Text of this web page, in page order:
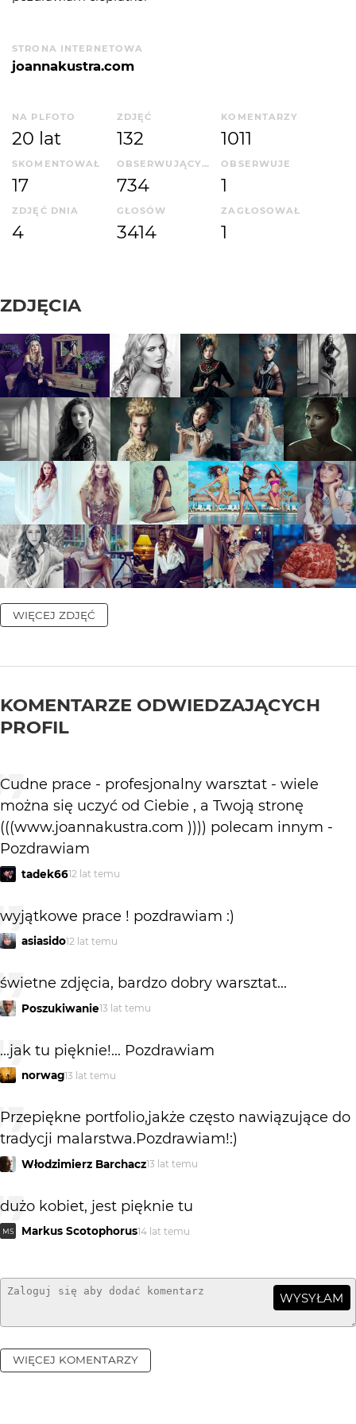
STRONA INTERNETOWA
joannakustra.com
NA PLFOTO
20 lat
ZDJĘĆ
132
KOMENTARZY
1011
SKOMENTOWAŁ
17
OBSERWUJĄCYCH
734
OBSERWUJE
1
ZDJĘĆ DNIA
4
GŁOSÓW
3414
ZAGŁOSOWAŁ
1
ZDJĘCIA
WIĘCEJ ZDJĘĆ
KOMENTARZE ODWIEDZAJĄCYCH
PROFIL
Cudne prace - profesjonalny warsztat - wiele
można się uczyć od Ciebie , a Twoją stronę
(((www.joannakustra.com )))) polecam innym -
Pozdrawiam
tadek6612 lat temu
wyjątkowe prace ! pozdrawiam :)
asiasido12 lat temu
świetne zdjęcia, bardzo dobry warsztat...
Poszukiwanie13 lat temu
...jak tu pięknie!... Pozdrawiam
norwag13 lat temu
Przepiękne portfolio,jakże często nawiązujące do
tradycji malarstwa.Pozdrawiam!:)
Włodzimierz Barchacz13 lat temu
dużo kobiet, jest pięknie tu
MS Markus Scotophorus14 lat temu
WYSYŁAM
WIĘCEJ KOMENTARZY